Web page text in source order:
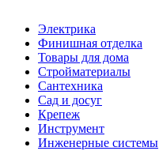
Электрика
Финишная отделка
Товары для дома
Стройматериалы
Сантехника
Сад и досуг
Крепеж
Инструмент
Инженерные системы